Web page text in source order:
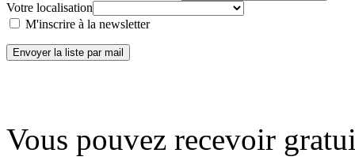
Votre localisation
M'inscrire à la newsletter
Envoyer la liste par mail
Vous pouvez recevoir